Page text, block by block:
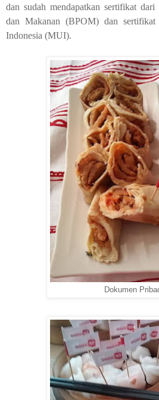
dan sudah mendapatkan sertifikat
dan Makanan (BPOM) dan
Indonesia (MUI).
Dokumen